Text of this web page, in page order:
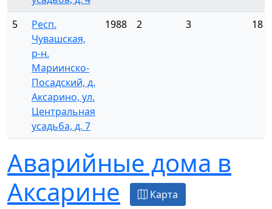
5
Респ.
Чувашская,
р-н.
Мариинско-
Посадский, д.
Аксарино, ул.
Центральная
усадьба, д. 7
1988 2 3 18
Аварийные дома в
Аксарине
Карта